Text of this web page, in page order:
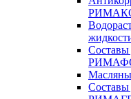
Составы
Составы